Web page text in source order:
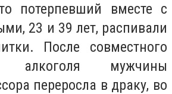
потерпевший вместе с
23 и 39 лет, распивали
После совместного
алкоголя мужчины
переросла в драку, во